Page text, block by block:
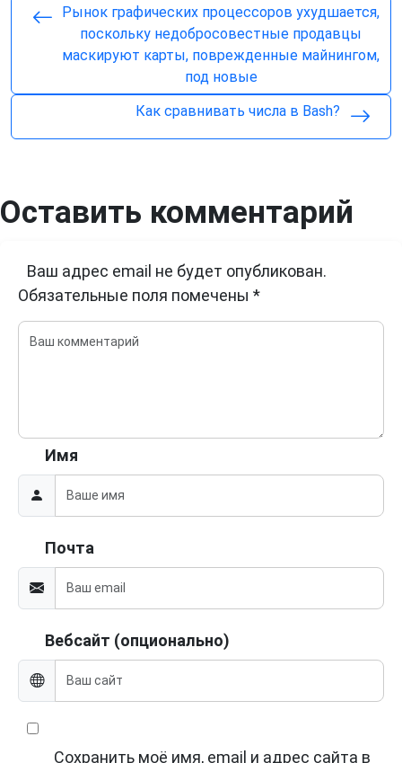
Рынок графических процессоров ухудшается,
поскольку недобросовестные продавцы
маскируют карты, поврежденные майнингом,
под новые
Как сравнивать числа в Bash?
Оставить комментарий
Ваш адрес email не будет опубликован.
Обязательные поля помечены *
Имя
Почта
Вебсайт (опционально)
Сохранить моё имя, email и адрес сайта в